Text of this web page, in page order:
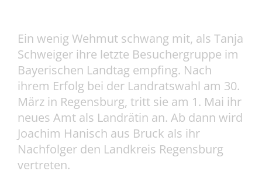
Ein wenig Wehmut schwang mit, als Tanja
Schweiger ihre letzte Besuchergruppe im
Bayerischen Landtag empfing. Nach
ihrem Erfolg bei der Landratswahl am 30.
März in Regensburg, tritt sie am 1. Mai ihr
neues Amt als Landrätin an. Ab dann wird
Joachim Hanisch aus Bruck als ihr
Nachfolger den Landkreis Regensburg
vertreten.